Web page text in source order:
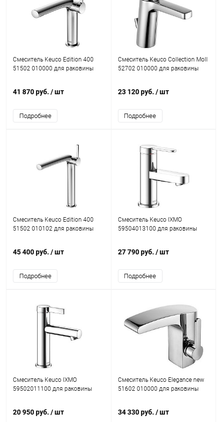
Смеситель Keuco Edition 400
51502 010000 для раковины
41 870 руб. / шт
Подробнее
Смеситель Keuco Collection Moll
52702 010000 для раковины
23 120 руб. / шт
Подробнее
Смеситель Keuco Edition 400
51502 010102 для раковины
45 400 руб. / шт
Подробнее
Смеситель Keuco IXMO
59504013100 для раковины
27 790 руб. / шт
Подробнее
Смеситель Keuco IXMO
59502011100 для раковины
20 950 руб. / шт
Смеситель Keuco Elegance new
51602 010000 для раковины
34 330 руб. / шт